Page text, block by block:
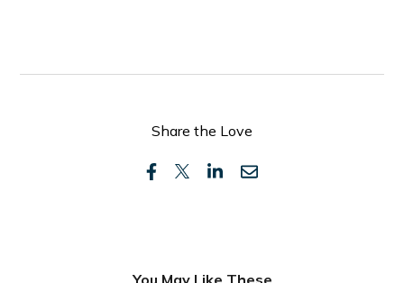
Share the Love